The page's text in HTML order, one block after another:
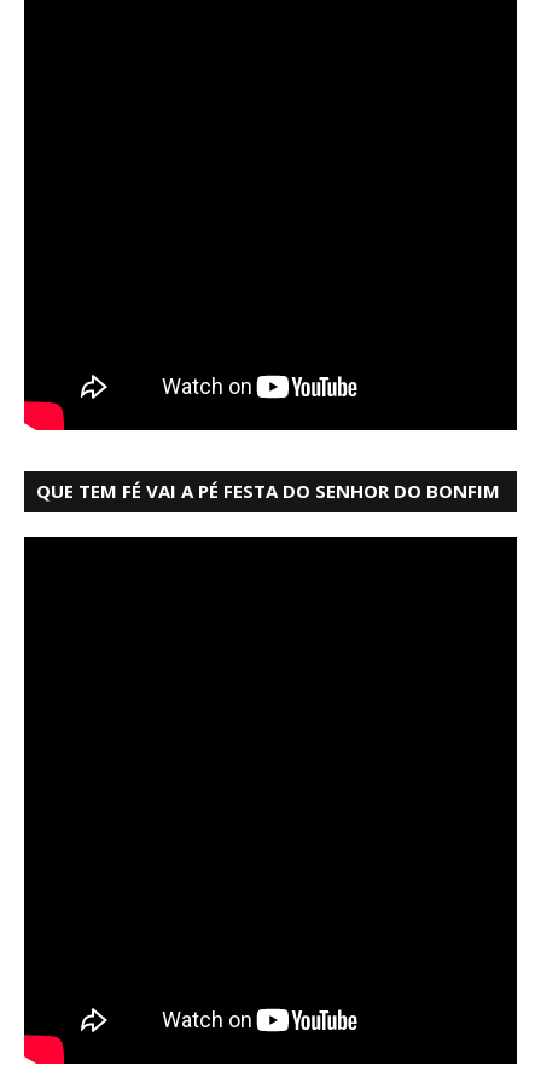
QUE TEM FÉ VAI A PÉ FESTA DO SENHOR DO BONFIM